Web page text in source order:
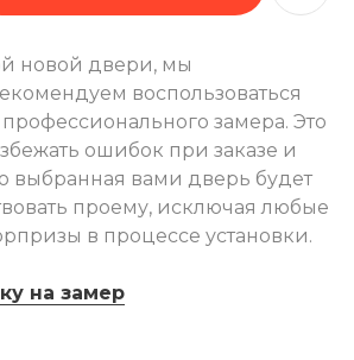
новой двери, мы
воспользоваться
замера. Это
ошибок при заказе и
выбранная вами дверь будет
проему, исключая любые
в процессе установки.
на замер